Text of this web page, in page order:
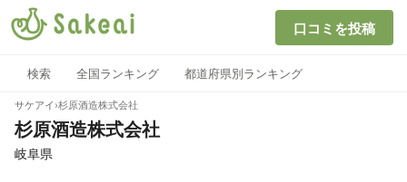
口コミを投稿
検索 全国ランキング 都道府県別ランキング
サケアイ ›杉原酒造株式会社
杉原酒造株式会社
岐阜県